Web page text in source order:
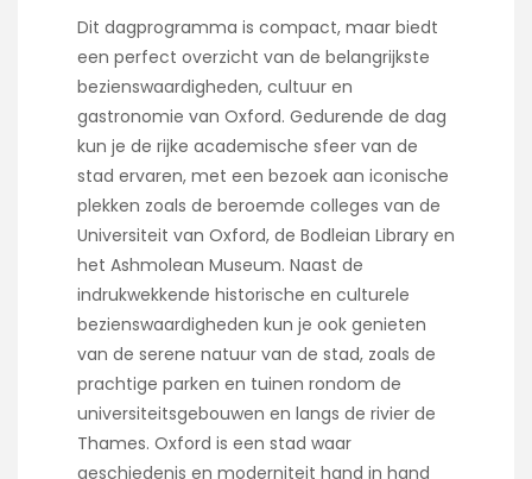
Dit dagprogramma is compact, maar biedt
een perfect overzicht van de belangrijkste
bezienswaardigheden, cultuur en
gastronomie van Oxford. Gedurende de dag
kun je de rijke academische sfeer van de
stad ervaren, met een bezoek aan iconische
plekken zoals de beroemde colleges van de
Universiteit van Oxford, de Bodleian Library en
het Ashmolean Museum. Naast de
indrukwekkende historische en culturele
bezienswaardigheden kun je ook genieten
van de serene natuur van de stad, zoals de
prachtige parken en tuinen rondom de
universiteitsgebouwen en langs de rivier de
Thames. Oxford is een stad waar
geschiedenis en moderniteit hand in hand